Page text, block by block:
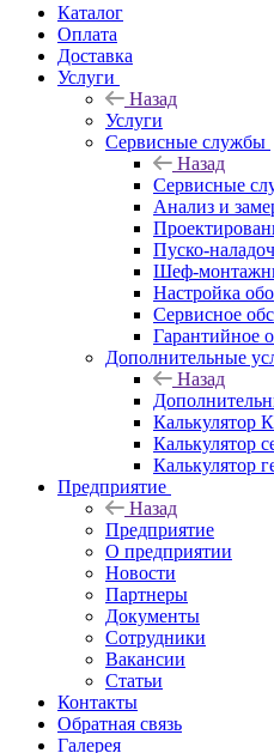
Каталог
Оплата
Доставка
Услуги
Назад
Услуги
Сервисные службы
Назад
Сервисные
Анализ и
Пуско-
Шеф-
Настройка
Сервисное
Гарантийное
Дополнительные
Назад
Калькулятор
Калькулятор
Калькулятор
Предприятие
Назад
Предприятие
О предприятии
Новости
Партнеры
Документы
Сотрудники
Вакансии
Статьи
Контакты
Обратная связь
Галерея